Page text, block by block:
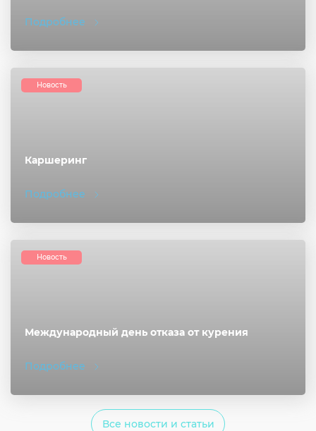
Подробнее
Каршеринг
Подробнее
Новость
Международный день отказа от курения
Подробнее
Новость
Все новости и статьи